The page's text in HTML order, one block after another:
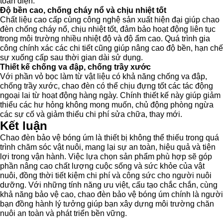
Độ bền cao, chống cháy nổ và chịu nhiệt tốt
Chất liệu cao cấp cùng công nghệ sản xuất hiện đại giúp chao
đèn chống cháy nổ, chịu nhiệt tốt, đảm bảo hoạt động liên tục
trong môi trường nhiều nhiệt độ và độ ẩm cao. Quá trình gia
công chính xác các chi tiết cũng giúp nâng cao độ bền, hạn chế
sự xuống cấp sau thời gian dài sử dụng.
Thiết kế chống va đập, chống trầy xước
Với phần vỏ bọc làm từ vật liệu có khả năng chống va đập,
chống trầy xước, chao đèn có thể chịu đựng tốt các tác động
ngoại lai từ hoạt động hàng ngày. Chính thiết kế này giúp giảm
thiểu các hư hỏng không mong muốn, chủ động phòng ngừa
các sự cố và giảm thiểu chi phí sửa chữa, thay mới.
Kết luận
Chao đèn bảo vệ bóng úm là thiết bị không thể thiếu trong quá
trình chăm sóc vật nuôi, mang lại sự an toàn, hiệu quả và tiện
lợi trong vận hành. Việc lựa chọn sản phẩm phù hợp sẽ góp
phần nâng cao chất lượng cuộc sống và sức khỏe của vật
nuôi, đồng thời tiết kiệm chi phí và công sức cho người nuôi
dưỡng. Với những tính năng ưu việt, cấu tạo chắc chắn, cùng
khả năng bảo vệ cao, chao đèn bảo vệ bóng úm chính là người
bạn đồng hành lý tưởng giúp bạn xây dựng môi trường chăn
nuôi an toàn và phát triển bền vững.